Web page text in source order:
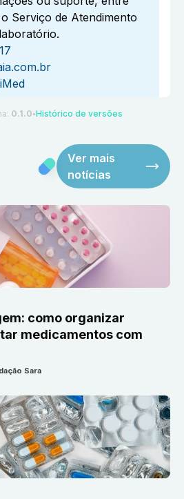
Serviço de Atendimento
0.1.0 ●Histórico de versões
Ver mais
notícias
como organizar
medicamentos com
Sara